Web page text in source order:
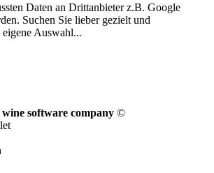
Daten an Drittanbieter z.B. Google
Suchen Sie lieber gezielt und
Auswahl...
software company ©